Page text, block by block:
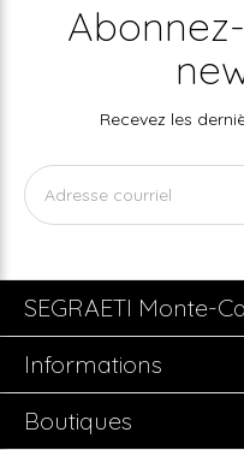
Recevez les
SEGRAETI Monte-
Informations
Boutiques